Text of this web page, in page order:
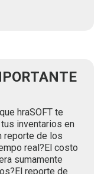
hraSOFT te
inventarios en
reporte de los
real?El costo
sumamente
reporte de